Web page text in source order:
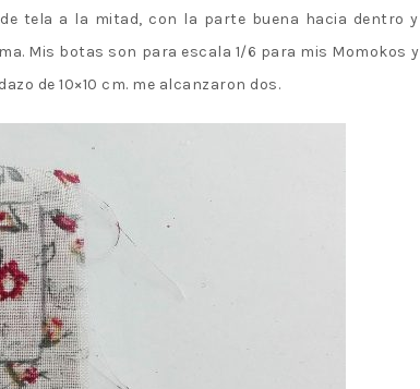
tela a la mitad, con la parte buena hacia dentro y
Mis botas son para escala 1/6 para mis Momokos y
de 10×10 cm. me alcanzaron dos.